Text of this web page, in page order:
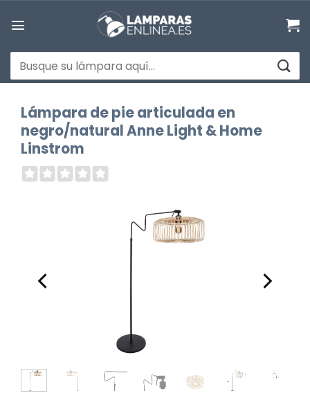
Buscar
por:
Lámpara de pie articulada en
negro/natural Anne Light & Home
Linstrom